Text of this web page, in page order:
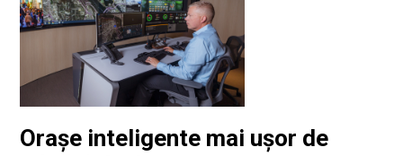
Orașe inteligente mai ușor de